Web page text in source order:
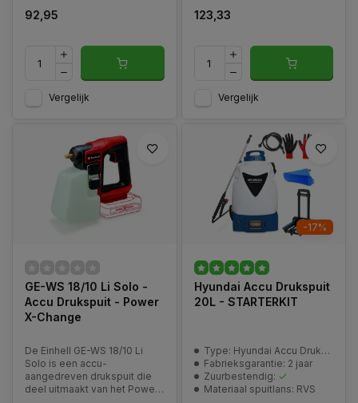
92,95
Vergelijk
123,33
Vergelijk
GE-WS 18/10 Li Solo -
Accu Drukspuit - Power
X-Change
De Einhell GE-WS 18/10 Li
Solo is een accu-
aangedreven drukspuit die
deel uitmaakt van het Power
-17%
Hyundai Accu Drukspuit
20L - STARTERKIT
Type: Hyundai Accu Drukspuit 58741
Fabrieksgarantie: 2 jaar
Zuurbestendig:
Materiaal spuitlans: RVS